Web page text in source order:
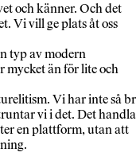
och känner. Och det
Vi vill ge plats åt oss
typ av modern
mycket än för lite och
Vi har inte så
vi i det. Det
en plattform, utan att